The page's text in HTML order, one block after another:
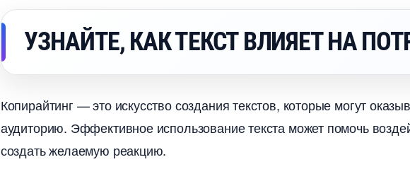
УЗНАЙТЕ, КАК ТЕКСТ ВЛИЯЕТ НА
Копирайтинг — это искусство создания текстов, которые могут
аудиторию. Эффективное использование текста может помочь
создать желаемую реакцию.